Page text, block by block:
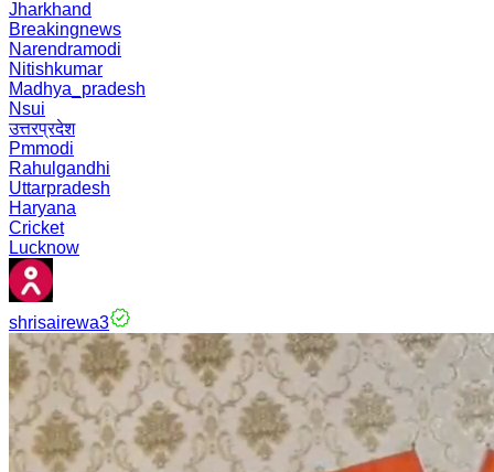
Jharkhand
Breakingnews
Narendramodi
Nitishkumar
Madhya_pradesh
Nsui
उत्तरप्रदेश
Pmmodi
Rahulgandhi
Uttarpradesh
Haryana
Cricket
Lucknow
shrisairewa3